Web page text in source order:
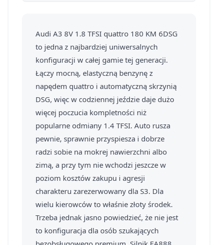
Audi A3 8V 1.8 TFSI quattro 180 KM 6DSG
to jedna z najbardziej uniwersalnych
konfiguracji w całej gamie tej generacji.
Łączy mocną, elastyczną benzynę z
napędem quattro i automatyczną skrzynią
DSG, więc w codziennej jeździe daje dużo
więcej poczucia kompletności niż
popularne odmiany 1.4 TFSI. Auto rusza
pewnie, sprawnie przyspiesza i dobrze
radzi sobie na mokrej nawierzchni albo
zimą, a przy tym nie wchodzi jeszcze w
poziom kosztów zakupu i agresji
charakteru zarezerwowany dla S3. Dla
wielu kierowców to właśnie złoty środek.
Trzeba jednak jasno powiedzieć, że nie jest
to konfiguracja dla osób szukających